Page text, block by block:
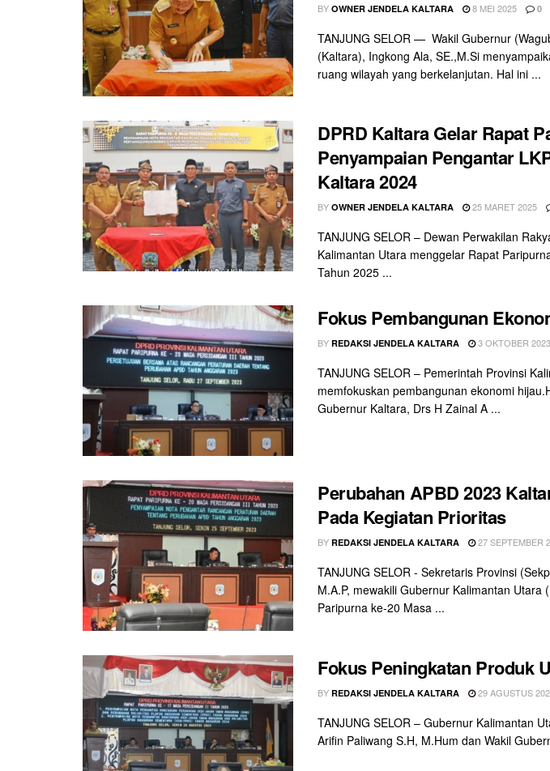
BY OWNER JENDELA KALTARA 8 MEI 2025 0
TANJUNG SELOR — Wakil Gubernur
(Kaltara), Ingkong Ala, SE.,M.Si
ruang wilayah yang berkelanjutan. Hal ini ...
DPRD Kaltara Gelar Rapat
Penyampaian Pengantar
Kaltara 2024
BY OWNER JENDELA KALTARA 25 MARET 2025
TANJUNG SELOR – Dewan Perwakilan
Kalimantan Utara menggelar Rapat
Tahun 2025 ...
Fokus Pembangunan
BY REDAKSI JENDELA KALTARA 3 OKTOBER 2023
TANJUNG SELOR – Pemerintah Provinsi
memfokuskan pembangunan ekonomi
Gubernur Kaltara, Drs H Zainal A ...
Perubahan APBD 2023
Pada Kegiatan Prioritas
BY REDAKSI JENDELA KALTARA 27 SEPTEMBER
TANJUNG SELOR - Sekretaris Provinsi
M.A.P, mewakili Gubernur Kalimantan Utara
Paripurna ke-20 Masa ...
Fokus Peningkatan Produk
BY REDAKSI JENDELA KALTARA 29 AGUSTUS
TANJUNG SELOR – Gubernur Kalimantan
Arifin Paliwang S.H, M.Hum dan Wakil